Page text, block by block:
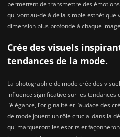
permettent de transmettre des
qui vont au-delà de la simple esthétique
dimension plus profonde à chaque
Crée des visuels
tendances de la mode.
La photographie de mode crée des
influence significative sur les tendances
l’élégance, l’originalité et l’audace des
de mode jouent un rôle crucial dans la
qui marqueront les esprits et